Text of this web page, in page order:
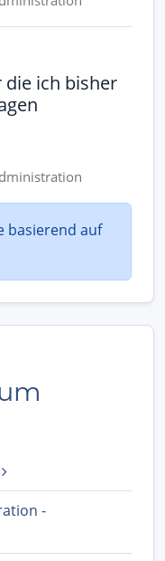
die ich bisher
basierend auf
-